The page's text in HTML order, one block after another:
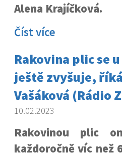
Alena Krajíčková.
Číst více
Rakovina plic se
ještě zvyšuje,
Vašáková (Rádio
10.02.2023
Rakovinou plic
každoročně víc než